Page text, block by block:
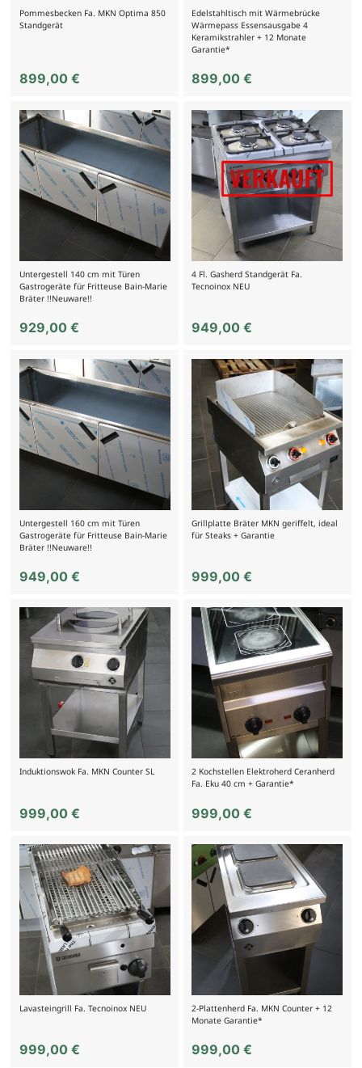
Pommesbecken Fa. MKN Optima 850
Standgerät
899,00 €
Edelstahltisch mit Wärmebrücke
Wärmepass Essensausgabe 4
Keramikstrahler + 12 Monate
Garantie*
899,00€
Untergestell 140 cm mit Türen
Gastrogeräte für Fritteuse Bain-Marie
Bräter !!Neuware!!
929,00 €
4 Fl. Gasherd Standgerät Fa.
Tecnoinox NEU
949,00€
Untergestell 160 cm mit Türen
Gastrogeräte für Fritteuse Bain-Marie
Bräter !!Neuware!!
949,00 €
Grillplatte Bräter MKN geriffelt, ideal
für Steaks + Garantie
999,00€
Induktionswok Fa. MKN Counter SL
999,00 €
2 Kochstellen Elektroherd Ceranherd
Fa. Eku 40 cm + Garantie*
999,00€
Lavasteingrill Fa. Tecnoinox NEU
999,00 €
2-Plattenherd Fa. MKN Counter + 12
Monate Garantie*
999,00€